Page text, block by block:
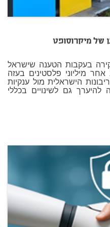
של מיקרוסופט
בעקבות הטענה שישראל
מיליוני פלסטינים בעזה
הישראלית מול ענקיות
להיערך גם לשינויים בכללי